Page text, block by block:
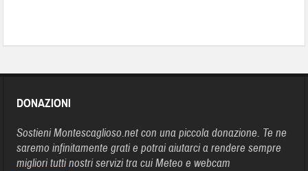
DONAZIONI
Sostieni Montescaglioso.net con una piccola donazione. Te ne
saremo infinitamente grati e potrai aiutarci a rendere sempre
migliori tutti nostri servizi tra cui Meteo e webcam